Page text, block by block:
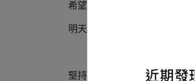
希望我們和這片土地上的⼈們，
明天會更好
堅持地相信